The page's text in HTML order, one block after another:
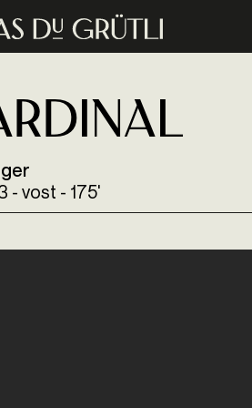
- vost - 175'